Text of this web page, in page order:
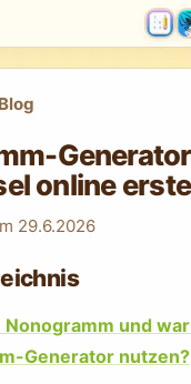
online
29.6.2026
Nonogramm und
Generator nutzen?